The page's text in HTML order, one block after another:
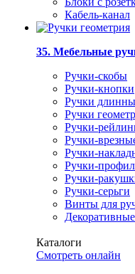
Кабель-канал
35. Мебельные
Ручки-скобы
Ручки-кнопки
Ручки
Ручки
Ручки-
Ручки-
Ручки-
Ручки-
Ручки-
Ручки-серьги
Винты для
Каталоги
Смотреть онлайн